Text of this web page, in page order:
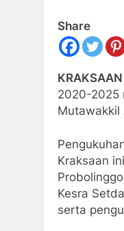
Share
2020-2025
Mutawakkil
Kraksaan
Kesra
serta